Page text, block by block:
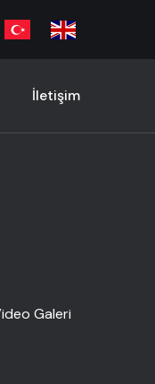
İletişim
Galeri